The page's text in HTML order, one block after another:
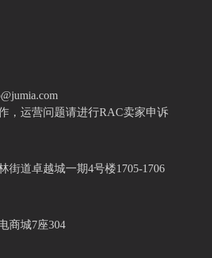
，运营问题请进行RAC卖家申诉
街道卓越城一期4号楼1705-1706
商城7座304